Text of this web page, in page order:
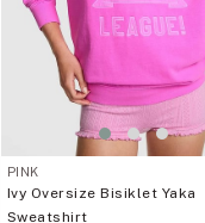
PINK
Ivy Oversize Bisiklet Yaka
Sweatshirt